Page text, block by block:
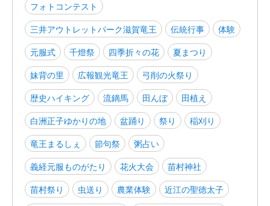
フォトコンテスト
三井アウトレットパーク滋賀竜王
伝統行事
体験
元服式
千燈祭 四季折々の花
夏まつり
妹背の里
広報観光竜王
弓削の火祭り
歴史ハイキング
流鏑馬 田んぼ
田植え
白洲正子ゆかりの地
盆踊り 祭り
稲刈り
竜王まるしぇ
節句祭
粥占い
義経元服ものがたり
花火大会
苗村神社
苗村祭り
虫送り 農業体験
近江の聖徳太子